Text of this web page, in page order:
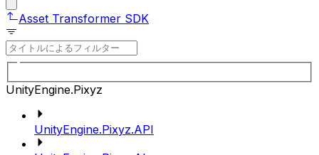
Asset Transformer SDK
UnityEngine.Pixyz
UnityEngine.Pixyz.API